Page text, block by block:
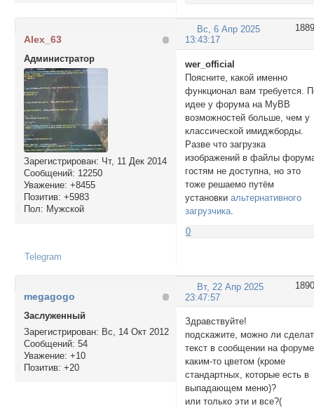
1889
Вс, 6 Апр 2025
13:43:17
Alex_63
Администратор
Зарегистрирован: Чт, 11 Дек 2014
Сообщений: 12250
Уважение: +8455
Позитив: +5983
Пол: Мужской
wer_official
Поясните, какой именно
функционал вам требуется.
идее у форума на MyBB
возможностей больше, чем у
классической имиджборды.
Разве что загрузка
изображений в файлы
гостям не доступна, но это
тоже решаемо путём
установкиальтернативного
загрузчика
0
Telegram
1890
Вт, 22 Апр 2025
23:47:57
megagogo
Заслуженный
Зарегистрирован: Вс, 14 Окт 2012
Сообщений: 54
Уважение: +10
Позитив: +20
Здравствуйте!
подскажите, можно ли
текст в сообщении на форуме
каким-то цветом (кроме
стандартных, которые есть в
выпадающем меню)?
или только эти и все?(